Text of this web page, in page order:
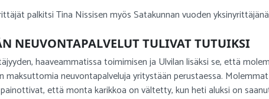
palkitsi Tina Nissisen myös Satakunnan vuoden
NEUVONTAPALVELUT TULIVAT TUTUIKSI
haaveammatissa toimimisen ja Ulvilan lisäksi se, että
maksuttomia neuvontapalveluja yritystään perustaessa.
että monta karikkoa on vältetty, kun heti aluksi on